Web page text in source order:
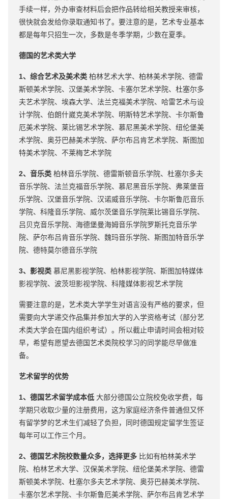
手续一样，外办审查材料后会把作品转给相关教授来审核，
很快就会发给你录取通知书了。要注意的是，艺术专业基本
都是每年只招生一次，多数是冬季学期，少数在夏季。
德国的艺术类大学
1、综合艺术及美术类柏林艺术大学、柏林美术学院、德雷
斯顿美术学院、汉堡美术学院、卡塞尔艺术学院、杜塞尔多
夫艺术学院、埃森大学、法兰克福美术学院、哈雷艺术与设
计学院、伯朗什崴克美术学院、明斯特艺术学院、卡尔斯鲁
厄美术学院、莱比锡艺术学院、慕尼黑美术学院、纽伦堡美
术学院、奥芬巴赫美术学院、萨尔布吕肯艺术学院、斯图加
特美术学院、不莱梅艺术学院
2、音乐类柏林音乐学院、德雷斯顿音乐学院、杜塞尔多夫
音乐学院、法兰克福音乐学院、慕尼黑音乐学院、弗莱堡音
乐学院、汉堡音乐学院、汉诺威音乐学院、卡尔斯鲁厄音乐
学院、科隆音乐学院、威尔茨堡音乐学院莱比锡音乐学院、
吕贝克音乐学院、海德堡曼海姆音乐学院罗斯托克音乐学
院、萨尔布吕肯音乐学院、魏玛音乐学院、斯图加特音乐学
院、德特莫尔德音乐学院
3、影视类慕尼黑影视学院、柏林影视学院、斯图加特媒体
影视学院、波茨坦影视学院、科隆媒体影视艺术学院
需要注意的是，艺术类大学学生对语言没有严格的要求，但
需要向大学递交作品集并参加大学的入学资格考试（部分艺
术类大学会在国内组织考试）。所以截止申请时间会相对较
早，希望有愿望去德国艺术类院校学习的同学能尽早做准
备。
艺术留学的优势
1、德国艺术留学成本低大部分德国公立院校免收学费，每
学期只收取少量的注册费用，这为家庭经济条件普通但又怀
有留学梦的艺术生们减轻了负担，同时德国规定留学生签证
每年可以工作三个月。
2、德国艺术院校数量众多，选择更多比如有柏林美术学
院、柏林艺术大学、汉保美术学院、纽伦堡美术学院、德雷
斯顿美术学院、杜塞尔多夫艺术学院、奥芬巴赫美术学院、
卡塞尔艺术学院、卡尔斯鲁厄美术学院、萨尔布吕肯艺术学